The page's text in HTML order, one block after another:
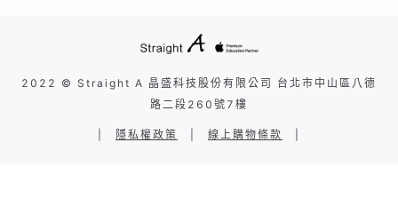
2022 © Straight A 晶盛科技股份有限公司 台北市中山區八德
路二段260號7樓
隱私權政策 線上購物條款